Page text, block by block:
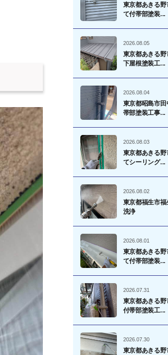
東京都あきる
て付帯部塗装...
2026.08.05
東京都あきる
下屋根塗装工...
2026.08.04
東京都昭島市
帯部塗装工事...
2026.08.03
東京都あきる
てシーリング...
2026.08.02
東京都福生市
洗浄
2026.08.01
東京都あきる
て付帯部塗装...
2026.07.31
東京都あきる
付帯部塗装工...
2026.07.30
東京都あきる